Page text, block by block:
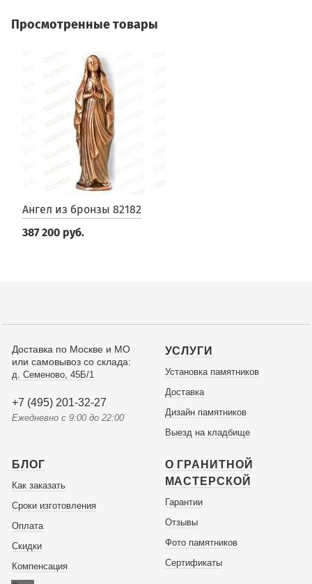
Просмотренные товары
Ангел из бронзы 82182
387 200 руб.
Доставка по Москве и МО
или самовывоз со склада:
д. Семеново, 45Б/1
+7 (495) 201-32-27
Ежедневно с 9:00 до 22:00
УСЛУГИ
Установка памятников
Доставка
Дизайн памятников
Выезд на кладбище
БЛОГ
Как заказать
Сроки изготовления
Оплата
Скидки
Компенсация
О ГРАНИТНОЙ
МАСТЕРСКОЙ
Гарантии
Отзывы
Фото памятников
Сертификаты